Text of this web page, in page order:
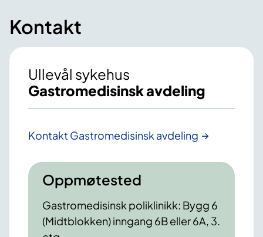
Kontakt
Ullevål sykehus
Gastromedisinsk avdeling
Kontakt Gastromedisinsk avdeling
Oppmøtested
Gastromedisinsk poliklinikk: Bygg 6
(Midtblokken) inngang 6B eller 6A, 3.